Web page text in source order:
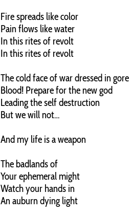
Fire spreads like color
Pain flows like water
In this rites of revolt
In this rites of revolt
The cold face of war dressed in gore
Blood! Prepare for the new god
Leading the self destruction
But we will not…
And my life is a weapon
The badlands of
Your ephemeral might
Watch your hands in
An auburn dying light